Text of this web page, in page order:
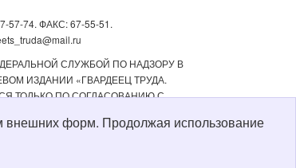
74. ФАКС: 67-55-51.
СЛУЖБОЙ ПО НАДЗОРУ В
ИЗДАНИИ «ГВАРДЕЕЦ ТРУДА.
ТОЛЬКО ПО СОГЛАСОВАНИЮ С
ЛЕТ.
внешних форм. Продолжая использование